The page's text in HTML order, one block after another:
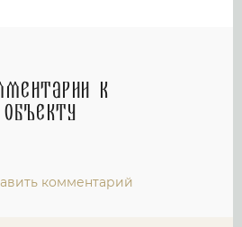
к
объекту
комментарий